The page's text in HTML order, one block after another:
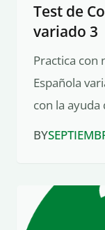
Test de
variado 3
Practica con
Española
con la
BY